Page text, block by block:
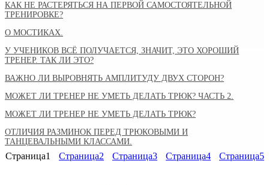
КАК НЕ РАСТЕРЯТЬСЯ НА ПЕРВОЙ САМОСТОЯТЕЛЬНОЙ
ТРЕНИРОВКЕ?
О МОСТИКАХ.
У УЧЕНИКОВ ВСЁ ПОЛУЧАЕТСЯ, ЗНАЧИТ, ЭТО ХОРОШИЙ
ТРЕНЕР. ТАК ЛИ ЭТО?
ВАЖНО ЛИ ВЫРОВНЯТЬ АМПЛИТУДУ ДВУХ СТОРОН?
МОЖЕТ ЛИ ТРЕНЕР НЕ УМЕТЬ ДЕЛАТЬ ТРЮК? ЧАСТЬ 2.
МОЖЕТ ЛИ ТРЕНЕР НЕ УМЕТЬ ДЕЛАТЬ ТРЮК?
ОТЛИЧИЯ РАЗМИНОК ПЕРЕД ТРЮКОВЫМИ И
ТАНЦЕВАЛЬНЫМИ КЛАССАМИ.
Страница1 Страница2 Страница3 Страница4 Страница5